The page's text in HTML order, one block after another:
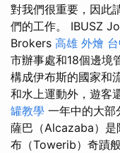
對我們很重要，因此
們的工作。 IBUSZ
Brokers 高雄 外燴
市辦事處和18個邊境
構成伊布斯的國家和
和水上運動外，遊客
罐教學 一年中的大
薩巴（Alcazaba）是
布（Towerib）奇蹟